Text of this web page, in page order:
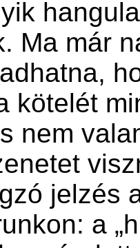
Ma már
kötelét
nem
jelzés
a